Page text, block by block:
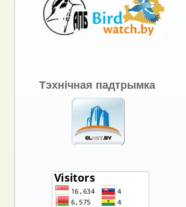
Тэхнічная падтрымка